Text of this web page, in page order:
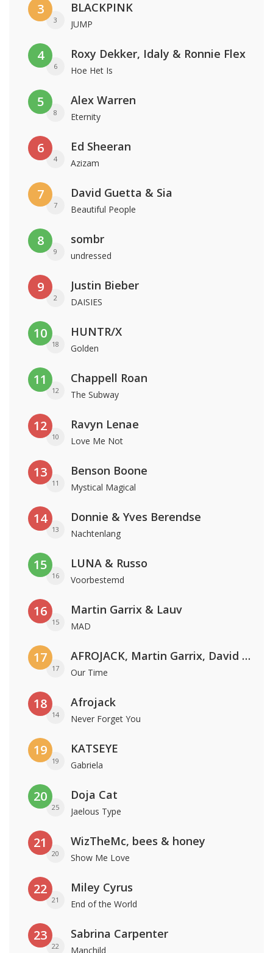
3
3
BLACKPINK
JUMP
4
6
Roxy Dekker, Idaly & Ronnie Flex
Hoe Het Is
5
8
Alex Warren
Eternity
6
4
Ed Sheeran
Azizam
7
7
David Guetta & Sia
Beautiful People
8
9
sombr
undressed
9
2
Justin Bieber
DAISIES
10
18
HUNTR/X
Golden
11
12
Chappell Roan
The Subway
12
10
Ravyn Lenae
Love Me Not
13
11
Benson Boone
Mystical Magical
14
13
Donnie & Yves Berendse
Nachtenlang
15
16
LUNA & Russo
Voorbestemd
16
15
Martin Garrix & Lauv
MAD
17
17
AFROJACK, Martin Garrix, David Guetta & Amél
Our Time
18
14
Afrojack
Never Forget You
19
19
KATSEYE
Gabriela
20
25
Doja Cat
Jaelous Type
21
20
WizTheMc, bees & honey
Show Me Love
22
21
Miley Cyrus
End of the World
23
22
Sabrina Carpenter
Manchild